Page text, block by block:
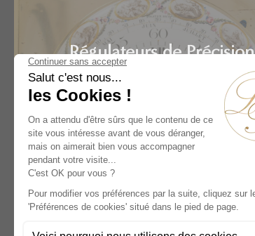
Régulateurs de Précision
Accueil Artistes Denis Masson